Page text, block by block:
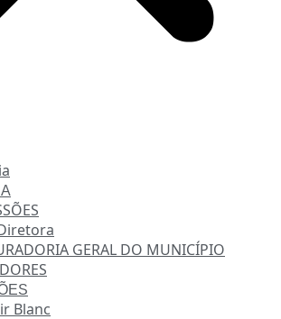
GERAL DO MUNICÍPIO
Blanc